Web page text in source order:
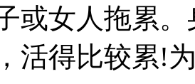
或女人拖累
活得比较累!